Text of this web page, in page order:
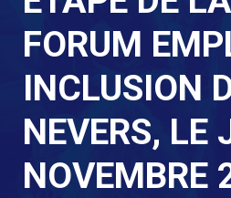
FORUM
INCLUSION
NEVERS, LE
NOVEMBRE